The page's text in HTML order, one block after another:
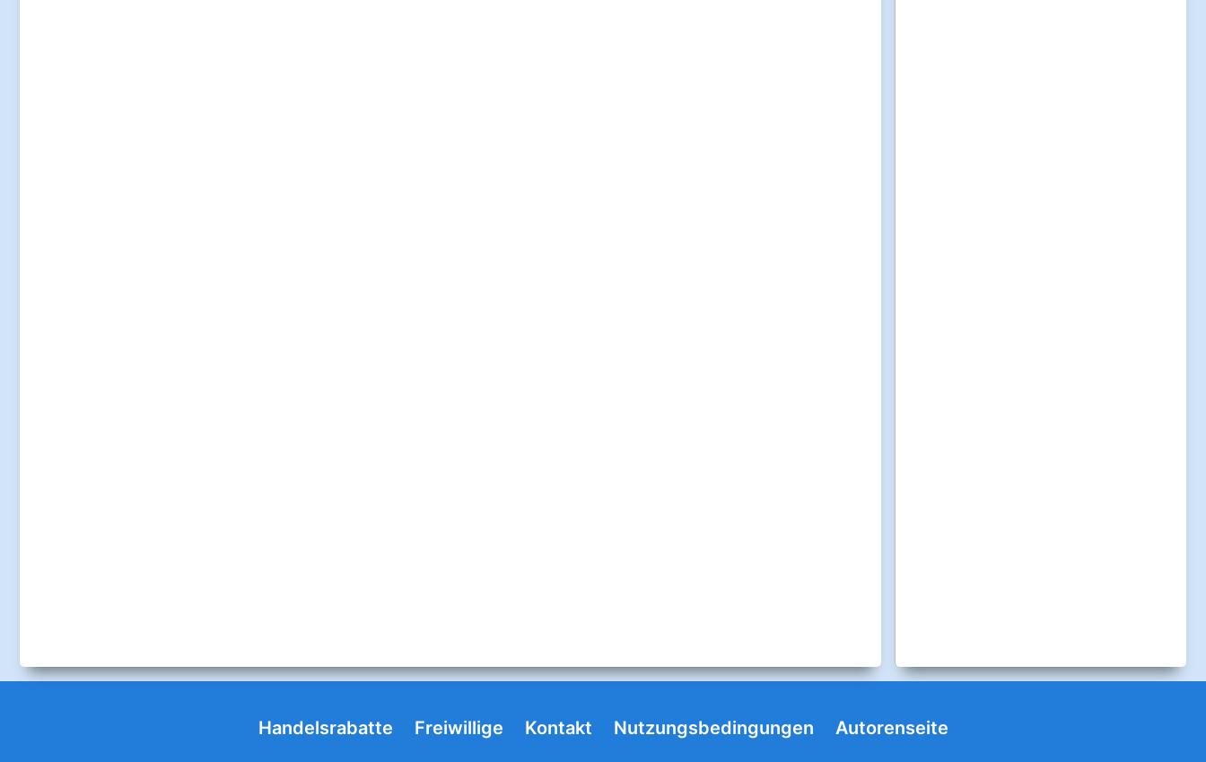
Handelsrabatte Freiwillige Kontakt Nutzungsbedingungen Autorenseite